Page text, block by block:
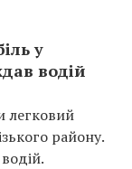
у
водій
легковий
району.